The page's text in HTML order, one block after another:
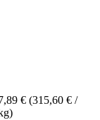
€ (315,60 € /